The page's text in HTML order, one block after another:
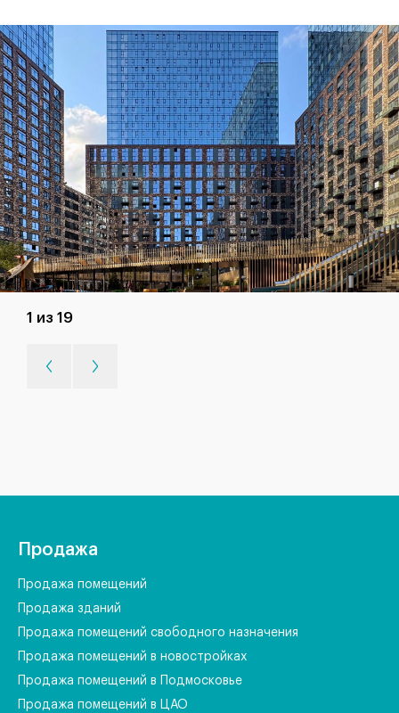
1 из 19
Продажа
Продажа помещений
Продажа зданий
Продажа помещений свободного назначения
Продажа помещений в новостройках
Продажа помещений в Подмосковье
Продажа помещений в ЦАО